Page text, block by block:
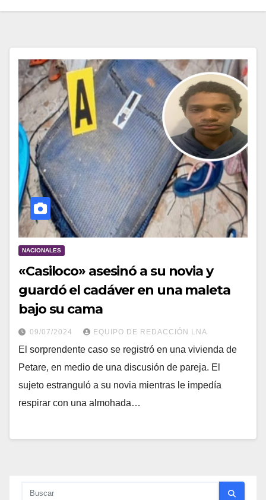
NACIONALES
«Casiloco» asesinó a su novia y
guardó el cadáver en una maleta
bajo su cama
09/07/2024 EQUIPO DE REDACCIÓN LNA
El sorprendente caso se registró en una vivienda de
Petare, en medio de una discusión de pareja. El
sujeto estranguló a su novia mientras le impedía
respirar con una almohada…